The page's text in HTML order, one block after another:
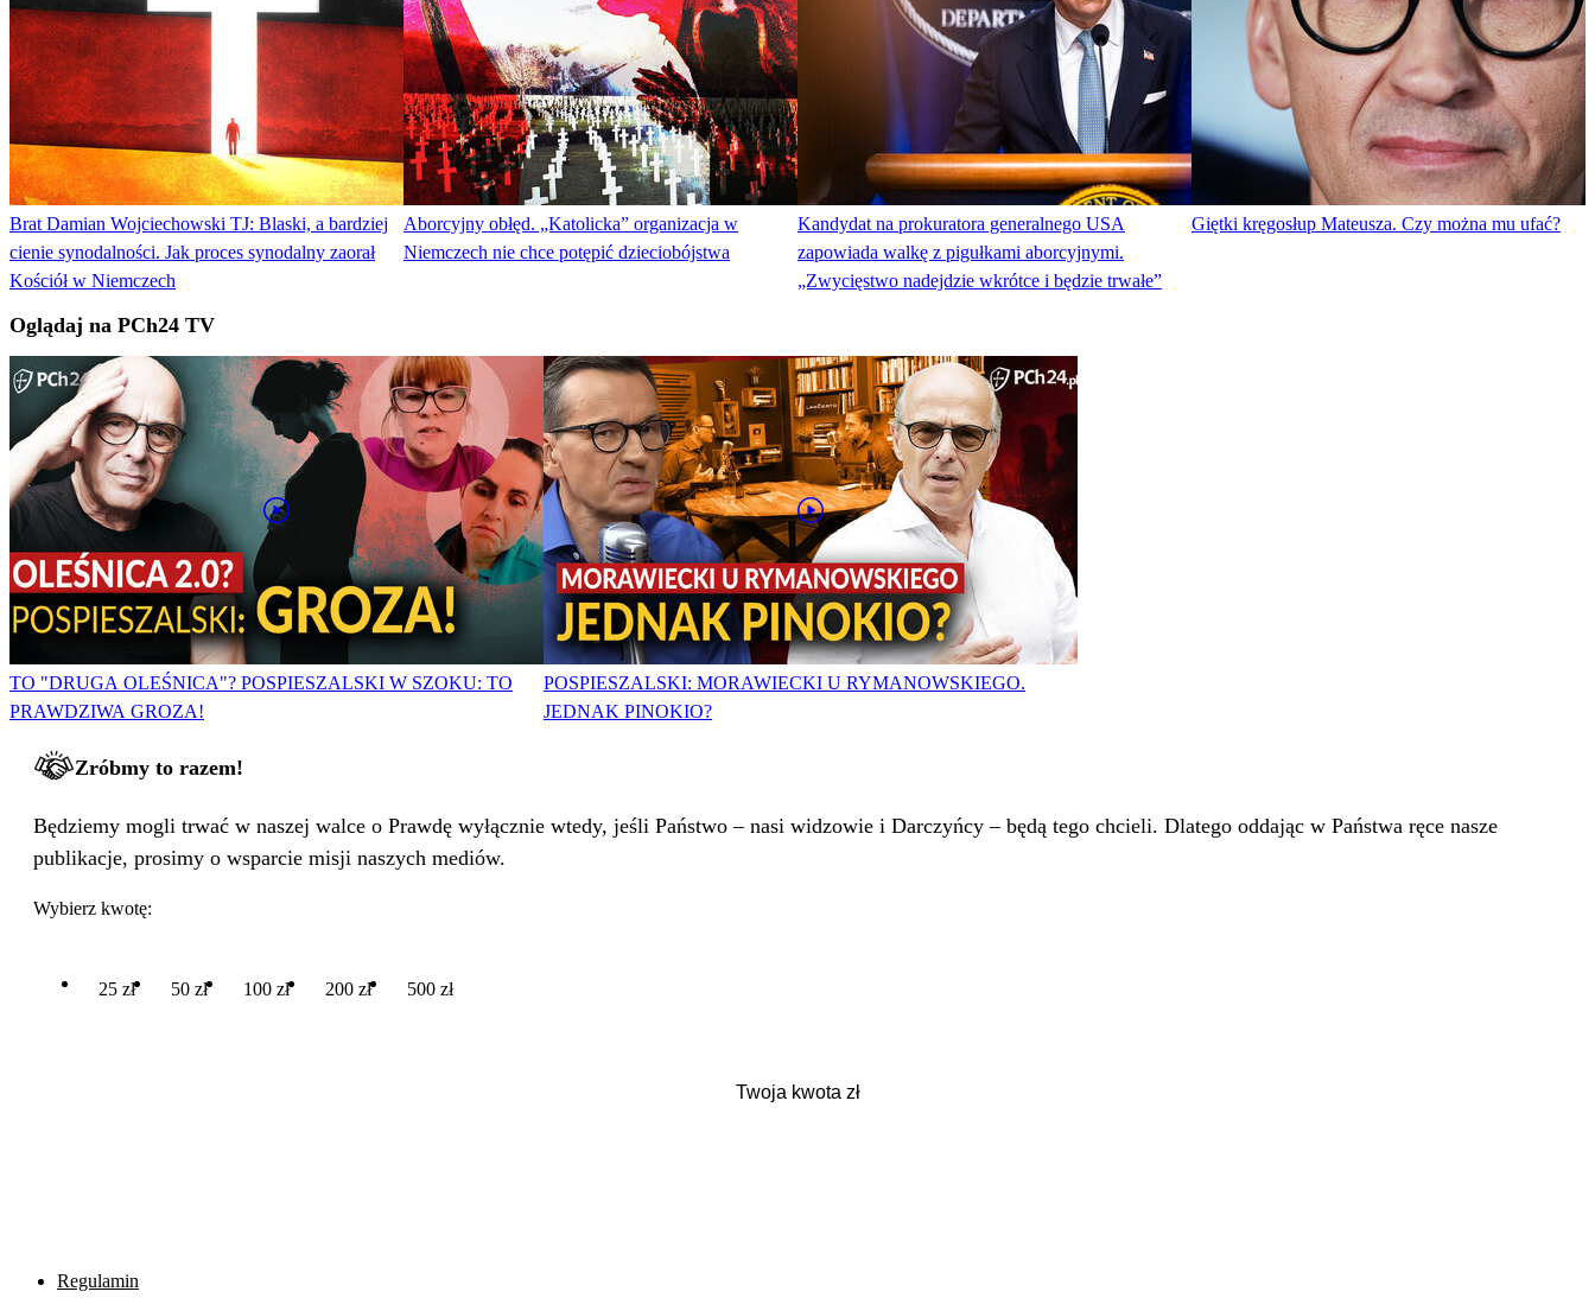
Brat Damian Wojciechowski TJ: Blaski, a bardziej
cienie synodalności. Jak proces synodalny zaorał
Kościół w Niemczech
Aborcyjny obłęd. „Katolicka” organizacja w
Niemczech nie chce potępić dzieciobójstwa
Kandydat na prokuratora generalnego USA
zapowiada walkę z pigułkami aborcyjnymi.
„Zwycięstwo nadejdzie wkrótce i będzie trwałe”
Giętki kręgosłup Mateusza. Czy można mu ufać?
Oglądaj na PCh24 TV
TO "DRUGA OLEŚNICA"? POSPIESZALSKI W SZOKU: TO
PRAWDZIWA GROZA!
POSPIESZALSKI: MORAWIECKI U RYMANOWSKIEGO.
JEDNAK PINOKIO?
Zróbmy to razem!
Będziemy mogli trwać w naszej walce o Prawdę wyłącznie wtedy, jeśli Państwo – nasi widzowie i Darczyńcy – będą tego chcieli. Dlatego oddając w Państwa ręce nasze
publikacje, prosimy o wsparcie misji naszych mediów.
Wybierz kwotę:
25 zł 50 zł 100 zł 200 zł 500 zł
Regulamin